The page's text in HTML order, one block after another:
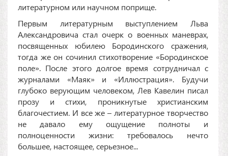
литературном или научном поприще.
Первым литературным выступлением Льва
Александровича стал очерк о военных маневрах,
посвященных юбилею Бородинского сражения,
тогда же он сочинил стихотворение «Бородинское
поле». После этого долгое время сотрудничал с
журналами «Маяк» и «Иллюстрация». Будучи
глубоко верующим человеком, Лев Кавелин писал
прозу и стихи, проникнутые христианским
благочестием. И все же – литературное творчество
не давало ему ощущение полноты и
полноценности жизни: требовалось нечто
большее, настоящее, серьезное...